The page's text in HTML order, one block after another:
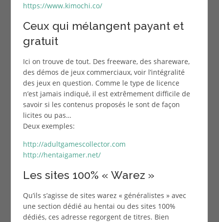
https://www.kimochi.co/
Ceux qui mélangent payant et
gratuit
Ici on trouve de tout. Des freeware, des shareware,
des démos de jeux commerciaux, voir l’intégralité
des jeux en question. Comme le type de licence
n’est jamais indiqué, il est extrêmement difficile de
savoir si les contenus proposés le sont de façon
licites ou pas…
Deux exemples:
http://adultgamescollector.com
http://hentaigamer.net/
Les sites 100% « Warez »
Qu’ils s’agisse de sites warez « généralistes » avec
une section dédié au hentai ou des sites 100%
dédiés, ces adresse regorgent de titres. Bien